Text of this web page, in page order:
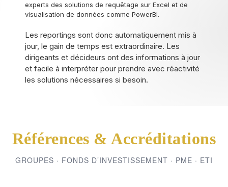
experts des solutions de requêtage sur Excel et de
visualisation de données comme PowerBI.
Les reportings sont donc automatiquement mis à
jour, le gain de temps est extraordinaire. Les
dirigeants et décideurs ont des informations à jour
et facile à interpréter pour prendre avec réactivité
les solutions nécessaires si besoin.
Références & Accréditations
GROUPES · FONDS D’INVESTISSEMENT · PME · ETI